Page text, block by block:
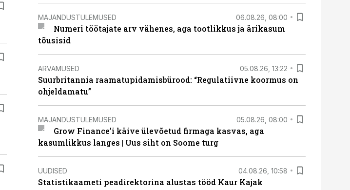
MAJANDUSTULEMUSED 06.08.26, 08:00
Numeri töötajate arv vähenes, aga tootlikkus ja ärikasum
tõusisid
ARVAMUSED 05.08.26, 13:22
Suurbritannia raamatupidamisbürood: “Regulatiivne koormus on
ohjeldamatu”
MAJANDUSTULEMUSED 05.08.26, 08:00
Grow Finance’i käive ülevõetud firmaga kasvas, aga
kasumlikkus langes | Uus siht on Soome turg
UUDISED 04.08.26, 10:58
Statistikaameti peadirektorina alustas tööd Kaur Kajak